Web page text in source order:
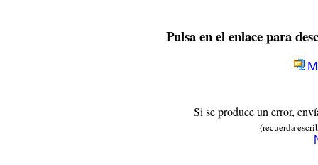
Pulsa en el enlace para
Si se produce un error,
(recuerda